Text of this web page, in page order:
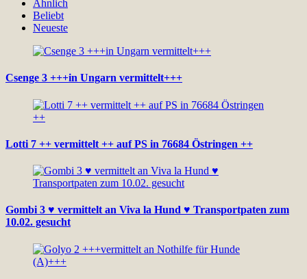
Ähnlich
Beliebt
Neueste
Csenge 3 +++in Ungarn vermittelt+++
Lotti 7 ++ vermittelt ++ auf PS in 76684 Östringen ++
Gombi 3 ♥ vermittelt an Viva la Hund ♥ Transportpaten zum
10.02. gesucht